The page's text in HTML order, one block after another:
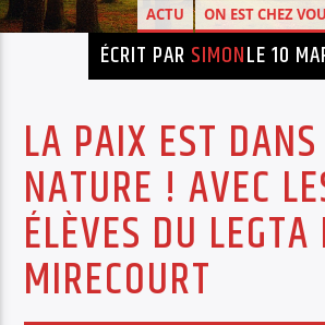
PISTE ACTUELLE
ACTU ON EST CHEZ
ÉCRIT PAR SIMONLE 10
LA PAIX EST
NATURE ! AVEC
ÉLÈVES DU LEGTA
MIRECOURT